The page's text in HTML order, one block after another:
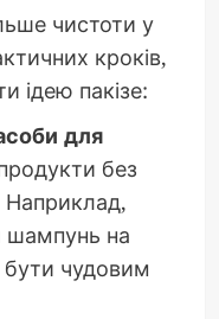
чистоти у
кроків,
ідею пакізе:
для
без
Наприклад,
шампунь на
чудовим